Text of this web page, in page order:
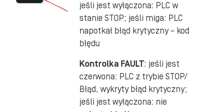
jeśli jest wyłączona: PLC w
stanie STOP; jeśli miga: PLC
napotkał błąd krytyczny – kod
błędu
Kontrolka FAULT: jeśli jest
czerwona: PLC z trybie STOP/
Błąd, wykryty błąd krytyczny;
jeśli jest wyłączona: nie